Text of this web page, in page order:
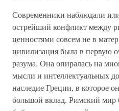
Современники наблюдали
острейший конфликт между
ценностями совсем не в
цивилизация была в первую
разума. Она опиралась на
мысли и интеллектуальных
наследие Греции, в которое
большой вклад. Римский